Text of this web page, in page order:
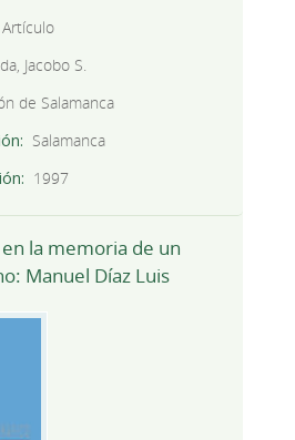
Artículo
Jacobo S.
de Salamanca
Salamanca
1997
la memoria de un
Manuel Díaz Luis